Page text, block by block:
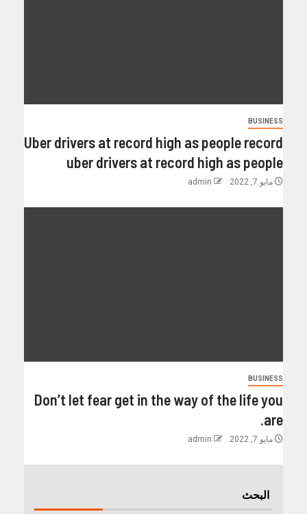
BUSINESS
Uber drivers at record high as people record
uber drivers at record high as people
مايو 7, 2022 admin
BUSINESS
Don’t let fear get in the way of the life you
are.
مايو 7, 2022 admin
البحث